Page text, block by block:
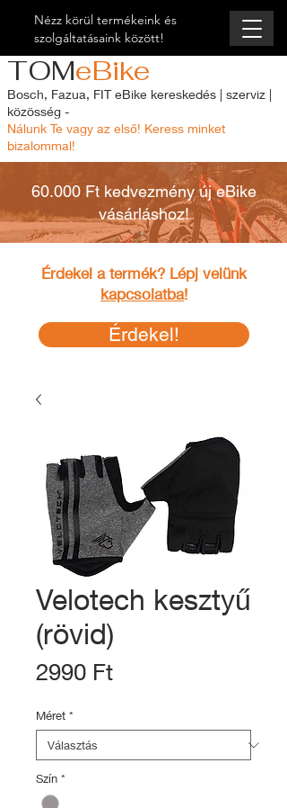
Nézz körül termékeink és
szolgáltatásaink között!
TOMeBike
Bosch, Fazua, FIT eBike kereskedés | szerviz |
közösség -
Nálunk Te vagy az első! Keress minket
bizalommal!
60.000 Ft kedvezmény új eBike
vásárláshoz!
Érdekel a termék? Lépj velünk
kapcsolatba!
Érdekel!
Velotech kesztyű
(rövid)
2990 FtÁr
Méret *
Szín *